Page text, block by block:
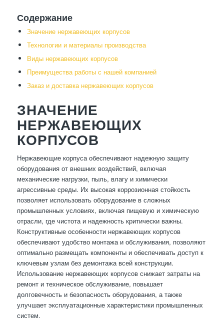
Содержание
Значение нержавеющих корпусов
Технологии и материалы производства
Виды нержавеющих корпусов
Преимущества работы с нашей компанией
Заказ и доставка нержавеющих корпусов
ЗНАЧЕНИЕ
НЕРЖАВЕЮЩИХ
КОРПУСОВ
Нержавеющие корпуса обеспечивают надежную защиту
оборудования от внешних воздействий, включая
механические нагрузки, пыль, влагу и химически
агрессивные среды. Их высокая коррозионная стойкость
позволяет использовать оборудование в сложных
промышленных условиях, включая пищевую и химическую
отрасли, где чистота и надежность критически важны.
Конструктивные особенности нержавеющих корпусов
обеспечивают удобство монтажа и обслуживания, позволяют
оптимально размещать компоненты и обеспечивать доступ к
ключевым узлам без демонтажа всей конструкции.
Использование нержавеющих корпусов снижает затраты на
ремонт и техническое обслуживание, повышает
долговечность и безопасность оборудования, а также
улучшает эксплуатационные характеристики промышленных
систем.